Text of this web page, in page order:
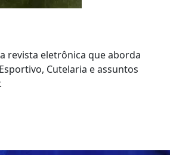
revista eletrônica que aborda
Cutelaria e assuntos